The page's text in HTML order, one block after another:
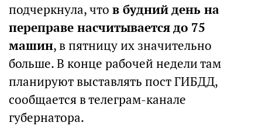
подчеркнула, что в будний день на
переправе насчитывается до 75
машин, в пятницу их значительно
больше. В конце рабочей недели там
планируют выставлять пост ГИБДД,
сообщается в телеграм-канале
губернатора.